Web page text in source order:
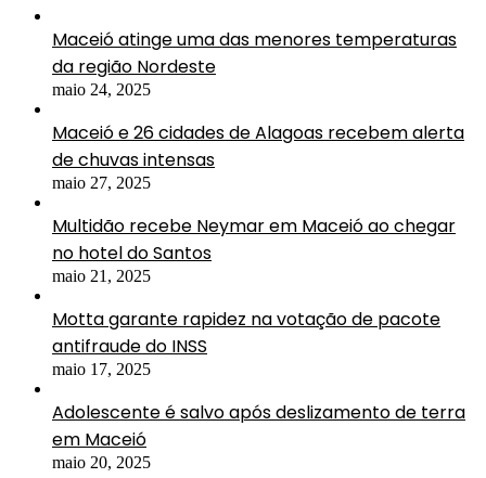
Maceió atinge uma das menores temperaturas
da região Nordeste
maio 24, 2025
Maceió e 26 cidades de Alagoas recebem alerta
de chuvas intensas
maio 27, 2025
Multidão recebe Neymar em Maceió ao chegar
no hotel do Santos
maio 21, 2025
Motta garante rapidez na votação de pacote
antifraude do INSS
maio 17, 2025
Adolescente é salvo após deslizamento de terra
em Maceió
maio 20, 2025